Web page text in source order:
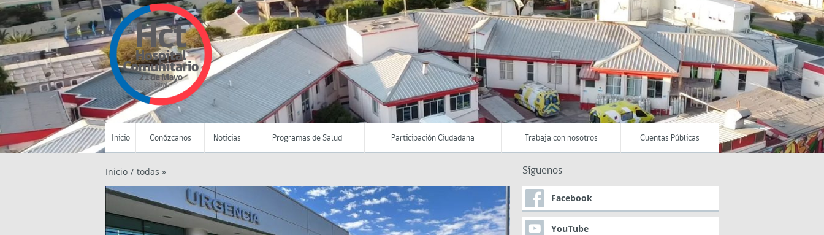
Inicio Conózcanos Noticias Programas de Salud Participación Ciudadana Trabaja con nosotros Cuentas Públicas
Inicio / todas » Síguenos
Facebook
YouTube